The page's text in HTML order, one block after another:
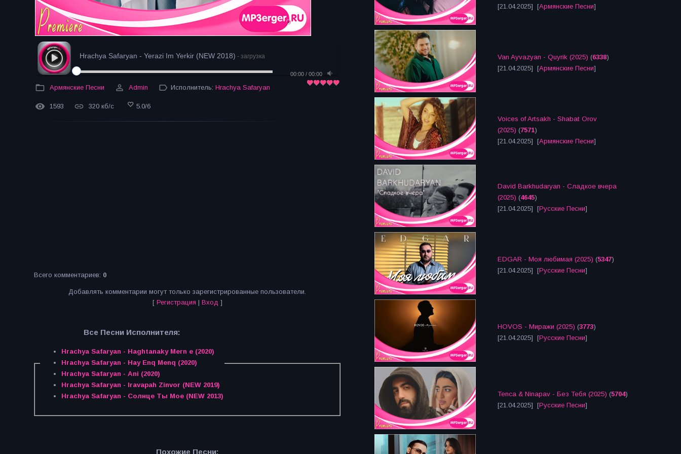
Hrachya Safaryan - Yerazi Im Yerkir (NEW 2018) - загрузка
00:00 / 00:00
Армянские Песни Admin Исполнитель: Hrachya Safaryan
1593 320 кб/с 5.0/6
Всего комментариев: 0
Добавлять комментарии могут только зарегистрированные пользователи.
[ Регистрация | Вход ]
Все Песни Исполнителя:
Hrachya Safaryan - Haghtanaky Mern e (2020)
Hrachya Safaryan - Hay Enq Menq (2020)
Hrachya Safaryan - Ani (2020)
Hrachya Safaryan - Iravapah Zinvor (NEW 2019)
Hrachya Safaryan - Солнце Ты Мое (NEW 2013)
Похожие Песни:
[21.04.2025] [Армянские Песни]
Van Ayvazyan - Quyrik (2025) (6338)
[21.04.2025] [Армянские Песни]
Voices of Artsakh - Shabat Orov
(2025) (7571)
[21.04.2025] [Армянские Песни]
David Barkhudaryan - Сладкое вчера
(2025) (4645)
[21.04.2025] [Русские Песни]
EDGAR - Моя любимая (2025) (5347)
[21.04.2025] [Русские Песни]
HOVOS - Миражи (2025) (3773)
[21.04.2025] [Русские Песни]
Tenca & Ninapav - Без Тебя (2025) (5704)
[21.04.2025] [Русские Песни]